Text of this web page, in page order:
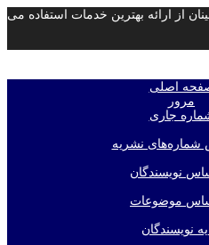
از ارائه بهترین خدمات استفاده می
اصلی
مرور
جاری
شماره‌های نشریه
نویسندگان
موضوعات
نویسندگان